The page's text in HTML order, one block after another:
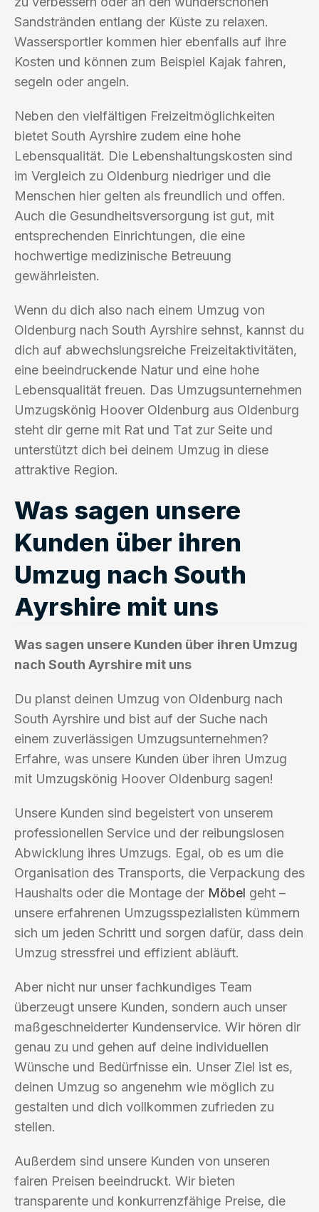
Sandstränden entlang der Küste zu relaxen.
Wassersportler kommen hier ebenfalls auf ihre
Kosten und können zum Beispiel Kajak fahren,
segeln oder angeln.
Neben den vielfältigen Freizeitmöglichkeiten
bietet South Ayrshire zudem eine hohe
Lebensqualität. Die Lebenshaltungskosten sind
im Vergleich zu Oldenburg niedriger und die
Menschen hier gelten als freundlich und offen.
Auch die Gesundheitsversorgung ist gut, mit
entsprechenden Einrichtungen, die eine
hochwertige medizinische Betreuung
gewährleisten.
Wenn du dich also nach einem Umzug von
Oldenburg nach South Ayrshire sehnst, kannst du
dich auf abwechslungsreiche Freizeitaktivitäten,
eine beeindruckende Natur und eine hohe
Lebensqualität freuen. Das Umzugsunternehmen
Umzugskönig Hoover Oldenburg aus Oldenburg
steht dir gerne mit Rat und Tat zur Seite und
unterstützt dich bei deinem Umzug in diese
attraktive Region.
Was sagen unsere
Kunden über ihren
Umzug nach South
Ayrshire mit uns
Was sagen unsere Kunden über ihren Umzug
nach South Ayrshire mit uns
Du planst deinen Umzug von Oldenburg nach
South Ayrshire und bist auf der Suche nach
einem zuverlässigen Umzugsunternehmen?
Erfahre, was unsere Kunden über ihren Umzug
mit Umzugskönig Hoover Oldenburg sagen!
Unsere Kunden sind begeistert von unserem
professionellen Service und der reibungslosen
Abwicklung ihres Umzugs. Egal, ob es um die
Organisation des Transports, die Verpackung des
Haushalts oder die Montage der Möbel geht –
unsere erfahrenen Umzugsspezialisten kümmern
sich um jeden Schritt und sorgen dafür, dass dein
Umzug stressfrei und effizient abläuft.
Aber nicht nur unser fachkundiges Team
überzeugt unsere Kunden, sondern auch unser
maßgeschneiderter Kundenservice. Wir hören dir
genau zu und gehen auf deine individuellen
Wünsche und Bedürfnisse ein. Unser Ziel ist es,
deinen Umzug so angenehm wie möglich zu
gestalten und dich vollkommen zufrieden zu
stellen.
Außerdem sind unsere Kunden von unseren
fairen Preisen beeindruckt. Wir bieten
transparente und konkurrenzfähige Preise, die